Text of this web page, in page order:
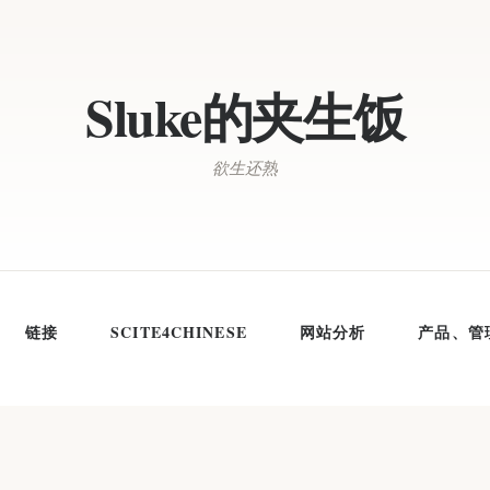
Sluke的夹生饭
欲生还熟
链接 SCITE4CHINESE 网站分析 产品、管